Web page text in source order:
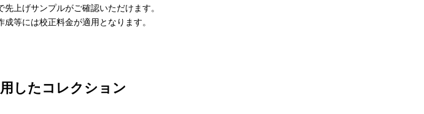
上げサンプルがご確認いただけます。
等には校正料金が適用となります。
したコレクション